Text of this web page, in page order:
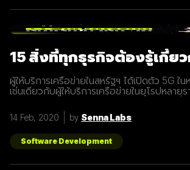
15 สิ่งที่ทุกธุรกิจต้องรู้เกี่ย
ผู้ให้บริการเครือข่ายในสหรัฐฯ ได้เปิดตัว 5G ใ
เช่นเดียวกับผู้ให้บริการเครือข่ายในยุโรปหลา
ทุกธุรกิจต้องรู้เกี่ยวกับ 5G เพราะเราปฏิเสธไม่ไ
ถูกใช้งานอย่างกว้างขวางขึ้น 1. 5G หรือ
ยุคใหม่ของเทคโนโลยีเครือข่ายไร้สายที่จะมาแท
อยู่ในปัจจุบัน ซึ่งมันไม่ได้ถูกจำกัดแค่มือถือเท่านั้
อุปกรณ์ทุกชนิดที่เชื่อมต่ออินเตอร์เน็ตได้ 2.
ส่วนที่สำคัญที่จะนำมาสู่การเชื่อมต่ออุปกรณ์ไ
14 Feb, 2020 by Senna Labs
Software Development